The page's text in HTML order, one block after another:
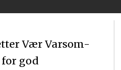
Vær Varsom-
god